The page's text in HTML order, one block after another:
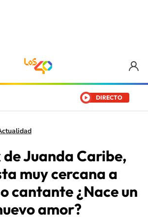
DIRECTO
de Juanda Caribe,
muy cercana a
cantante ¿Nace un
amor?